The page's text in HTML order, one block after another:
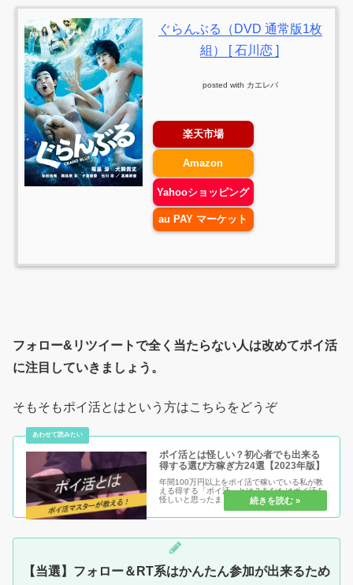
ぐらんぶる（DVD 通常版1枚
組） [ 石川恋 ]
posted with カエレバ
楽天市場
Amazon
Yahooショッピング
au PAY マーケット
フォロー&リツイートで全く当たらない人は改めてポイ活
に注目していきましょう。
そもそもポイ活とはという方はこちらをどうぞ
ポイ活とは怪しい？初心者でも出来る
得する選び方稼ぎ方24選【2023年版】
年間100万円以上をポイ活で稼いでいる私が教
える得する「ポイ活」とは？あなたはポイ活を
怪しいと思ったままで損する人？それともポイ
活を安心安全に始めて得する人？ポイ活のメリ
ット・デメリットを知り、初心者だからこそ得
【当選】フォロー＆RT系はかんたん参加が出来るため